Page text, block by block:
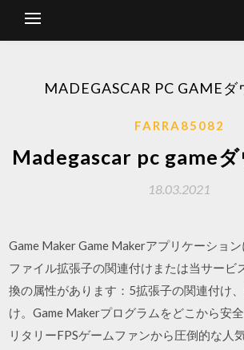
MADEGASCAR PC GAMEダ
FARRA85082
Madegascar pc game
18.03.2021
Game Maker Game Makerアプリケーショ
ファイル拡張子の関連付けまたは当サービ
換の属性があります：5拡張子の関連付け
け。Game Makerプログラムをどこから安
リタリーFPSゲームファンから圧倒的な人